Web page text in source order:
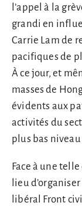
l’appel à la
grandi en
Carrie Lam de
pacifiques de
À ce jour, et
masses de
évidents aux
activités du
plus bas
Face à une
lieu
libéral Front